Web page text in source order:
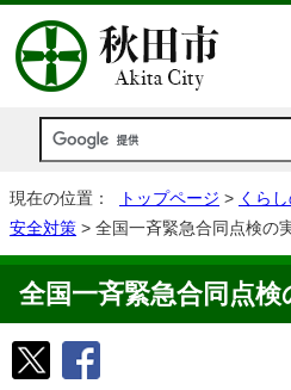
現在の位置： トップページ > くら
安全対策 > 全国一斉緊急合同点検の
全国一斉緊急合同点